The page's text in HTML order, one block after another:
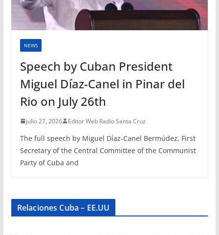
NEWS
Speech by Cuban President
Miguel Díaz-Canel in Pinar del
Rio on July 26th
julio 27, 2026 Editor Web Radio Santa Cruz
The full speech by Miguel Díaz-Canel Bermúdez, First
Secretary of the Central Committee of the Communist
Party of Cuba and
Relaciones Cuba – EE.UU